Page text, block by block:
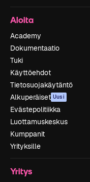
Aloita
Academy
Dokumentaatio
Tuki
Käyttöehdot
Tietosuojakäytäntö
Alkuperäiset Uusi
Evästepolitiikka
Luottamuskeskus
Kumppanit
Yrityksille
Yritys